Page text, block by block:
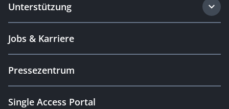
Unterstützung
Jobs & Karriere
Pressezentrum
Single Access Portal